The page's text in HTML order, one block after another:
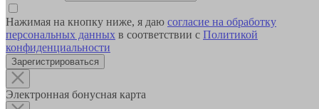
Нажимая на кнопку ниже, я даю согласие на обработку
персональных данных в соответствии с Политикой
конфиденциальности
Зарегистрироваться
Электронная бонусная карта